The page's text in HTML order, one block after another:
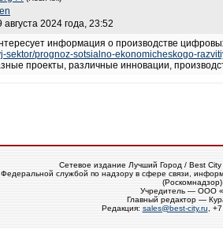
августа 2024 года, 23:52
информация о производстве
sektor/prognoz-sotsialno-ekonomicheskogo-
проекты, различные инновации,
Сетевое издание Лучший Город / Best City
службой по надзору в сфере связи,
(Роскомнадзор)
Учредитель — ООО
Главный редактор —
Редакция: sales@best-city.ru ,